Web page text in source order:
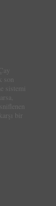
son
sistemi
bir